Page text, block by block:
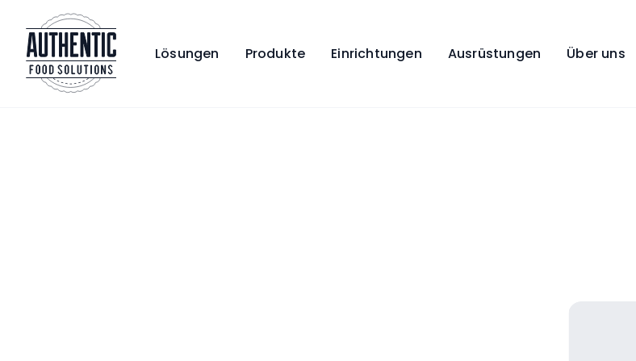
Lösungen Produkte Einrichtungen Ausrüstungen Über uns